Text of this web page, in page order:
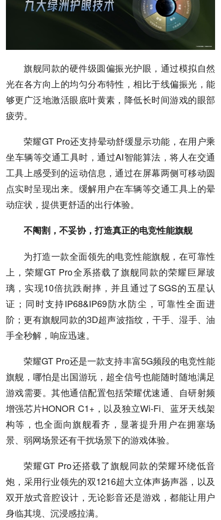
旗舰同款的硬件级圆偏振光护眼，通过模拟自然
光在各方向上的均匀分布特性，相比于线偏振光，能
够更广泛地激活眼底叶黄素，降低长时间游戏的眼部
疲劳。
荣耀GT Pro还支持晕动舒缓显示功能，在用户乘
坐车辆等交通工具时，通过AI智能算法，将人在交通
工具上感受到的运动信息，通过在屏幕两侧可移动圆
点实时呈现出来。缓解用户在车辆等交通工具上的晕
动症状，提供更舒适的出行体验。
不阉割，不妥协，打造真正的电竞性能旗舰
为打造一款全面领先的电竞性能旗舰，在可靠性
上，荣耀GT Pro全系搭载了旗舰同款的荣耀巨犀玻
璃，实现10倍抗跌耐摔，并且通过了SGS的五星认
证；同时支持IP68&IP69防水防尘，可靠性全面进
阶；更有旗舰同款的3D超声波指纹，干手、湿手、油
手全秒解，响应迅速。
荣耀GT Pro还是一款支持丰富5G频段的电竞性能
旗舰，哪怕是出国游玩，超全信号也能随时随地满足
游戏需要。其他通信配置包括荣耀优速通、自研射频
增强芯片HONOR C1+，以及独立Wi-Fi、蓝牙天线架
构等，也全面向旗舰看齐，显著提升用户在拥塞场
景、弱网场景还有干扰场景下的游戏体验。
荣耀GT Pro还搭载了旗舰同款的荣耀环绕低音
炮，采用行业领先的双1216超大立体声扬声器，以及
双开放式音腔设计，无论影音还是游戏，都能让用户
身临其境、沉浸感拉满。